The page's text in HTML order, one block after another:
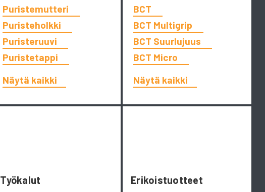
Puristemutteri
Puristeholkki
Puristeruuvi
Puristetappi
Näytä kaikki
BCT
BCT Multigrip
BCT Suurlujuus
BCT Micro
Näytä kaikki
Työkalut Erikoistuotteet